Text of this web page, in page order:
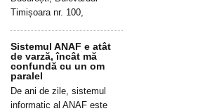
Timișoara nr. 100,
Sistemul ANAF e atât
de varză, încât mă
confundă cu un om
paralel
De ani de zile, sistemul
informatic al ANAF este